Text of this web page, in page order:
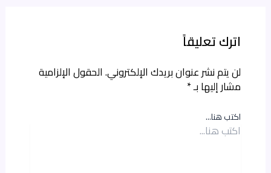
اترك تعليقاً
لن يتم نشر عنوان بريدك الإلكتروني. الحقول الإلزامية
مشار إليها بـ*
اكتب هنا...